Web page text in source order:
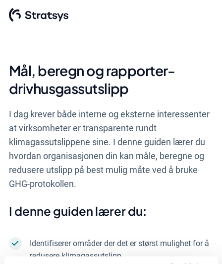
Mål, beregn og rapporter-
drivhusgassutslipp
I dag krever både interne og eksterne interessenter
at virksomheter er transparente rundt
klimagassutslippene sine. I denne guiden lærer du
hvordan organisasjonen din kan måle, beregne og
redusere utslipp på best mulig måte ved å bruke
GHG-protokollen.
I denne guiden lærer du:
Identifiserer områder der det er størst mulighet for å
redusere klimagassutslipp